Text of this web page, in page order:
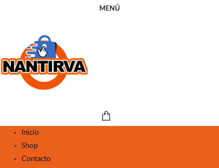
MENÚ
Inicio
Shop
Contacto